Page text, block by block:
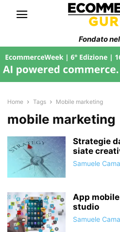
Fondato
Home Tags Mobile marketing
mobile marketing
Strategie
siate
Samuele
App
studio
Samuele